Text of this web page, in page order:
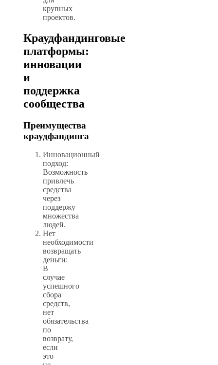
крупных
проектов.
Краудфандинговые
платформы:
инновации
и
поддержка
сообщества
Преимущества
краудфандинга
Инновационный
подход:
Возможность
привлечь
средства
через
поддержу
множества
людей.
Нет
необходимости
возвращать
деньги:
В
случае
успешного
сбора
средств,
нет
обязательства
по
возврату,
если
это